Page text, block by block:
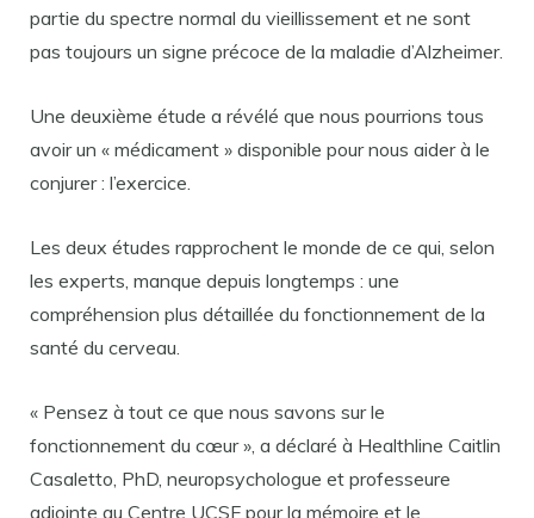
partie du spectre normal du vieillissement et ne sont
pas toujours un signe précoce de la maladie d’Alzheimer.
Une deuxième étude a révélé que nous pourrions tous
avoir un « médicament » disponible pour nous aider à le
conjurer : l’exercice.
Les deux études rapprochent le monde de ce qui, selon
les experts, manque depuis longtemps : une
compréhension plus détaillée du fonctionnement de la
santé du cerveau.
« Pensez à tout ce que nous savons sur le
fonctionnement du cœur », a déclaré à Healthline Caitlin
Casaletto, PhD, neuropsychologue et professeure
adjointe au Centre UCSF pour la mémoire et le